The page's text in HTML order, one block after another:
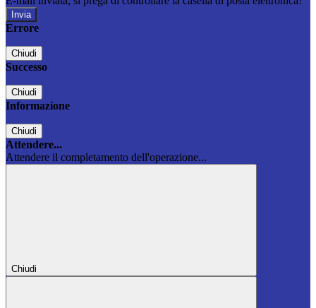
Errore
Chiudi
Successo
Chiudi
Informazione
Chiudi
Attendere...
Attendere il completamento dell'operazione...
Chiudi